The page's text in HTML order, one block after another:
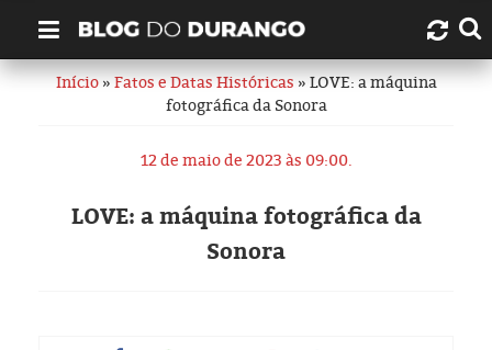
Quem é Durango Duarte?
Links úteis
Contato
Artigos
Início»Fatos e Datas Históricas» LOVE: a máquina
fotográfica da Sonora
12 de maio de 2023 às 09:00.
LOVE: a máquina fotográfica da
Sonora